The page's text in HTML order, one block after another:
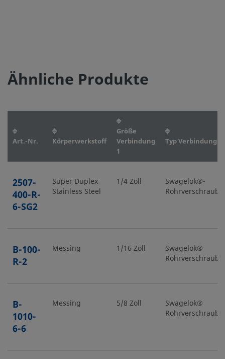
Ähnliche Produkte
Art.-Nr. Körperwerkstoff
Größe
Verbindung
1
Typ Verbindung 1
2507-
400-R-
6-SG2
Super Duplex
Stainless Steel
1/4 Zoll
Swagelok®-
B-100-
R-2
Messing 1/16 Zoll
Swagelok®
B-
1010-
6-6
Messing 5/8 Zoll
Swagelok®